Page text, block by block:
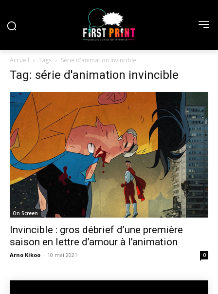
Accueil Tags Série d'animation invincible
Tag: série d'animation invincible
On Screen
Invincible : gros débrief d’une première
saison en lettre d’amour à l’animation
Arno Kikoo - 10 mai 2021 0